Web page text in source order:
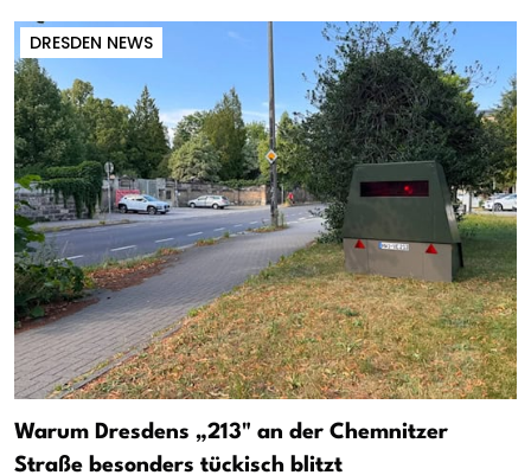
DRESDEN NEWS
Warum Dresdens „213" an der Chemnitzer
Straße besonders tückisch blitzt